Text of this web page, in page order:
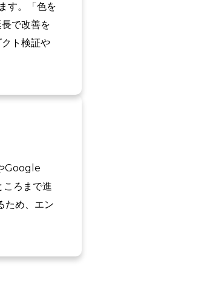
す。「色を
で改善を
ト検証や
Google
ころまで進
ため、エン